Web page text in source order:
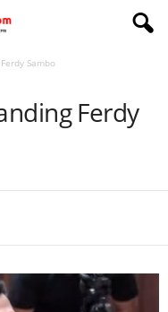
Sambo
Ferdy